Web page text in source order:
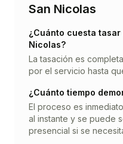
San Nicolas
¿Cuánto cuesta tasar
Nicolas?
La tasación es
por el servicio hasta
¿Cuánto tiempo
El proceso es
al instante y se puede
presencial si se